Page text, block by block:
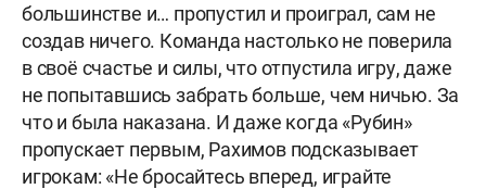
большинстве и… пропустил и проиграл, сам не
создав ничего. Команда настолько не поверила
в своё счастье и силы, что отпустила игру, даже
не попытавшись забрать больше, чем ничью. За
что и была наказана. И даже когда «Рубин»
пропускает первым, Рахимов подсказывает
игрокам: «Не бросайтесь вперед, играйте